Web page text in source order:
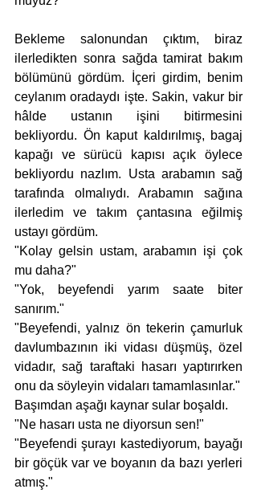
Bekleme salonundan çıktım, biraz
ilerledikten sonra sağda tamirat bakım
bölümünü gördüm. İçeri girdim, benim
ceylanım oradaydı işte. Sakin, vakur bir
hâlde ustanın işini bitirmesini
bekliyordu. Ön kaput kaldırılmış, bagaj
kapağı ve sürücü kapısı açık öylece
bekliyordu nazlım. Usta arabamın sağ
tarafında olmalıydı. Arabamın sağına
ilerledim ve takım çantasına eğilmiş
ustayı gördüm.
"Kolay gelsin ustam, arabamın işi çok
mu daha?"
"Yok, beyefendi yarım saate biter
sanırım."
"Beyefendi, yalnız ön tekerin çamurluk
davlumbazının iki vidası düşmüş, özel
vidadır, sağ taraftaki hasarı yaptırırken
onu da söyleyin vidaları tamamlasınlar."
Başımdan aşağı kaynar sular boşaldı.
"Ne hasarı usta ne diyorsun sen!"
"Beyefendi şurayı kastediyorum, bayağı
bir göçük var ve boyanın da bazı yerleri
atmış."